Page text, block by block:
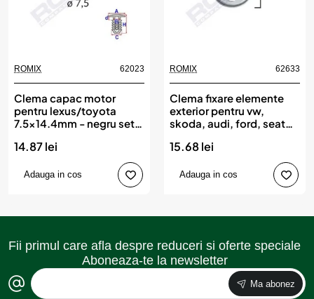
ROMIX 62023
Clema capac motor
pentru lexus/toyota
7.5x14.4mm - negru set
14.87 lei
Adauga in cos
ROMIX 62633
Clema fixare elemente
exterior pentru vw,
skoda, audi, ford, seat
ROMIX
15.68 lei
Adauga in cos
Fii primul care afla despre reduceri si oferte speciale
Aboneaza-te la newsletter
Ma abonez